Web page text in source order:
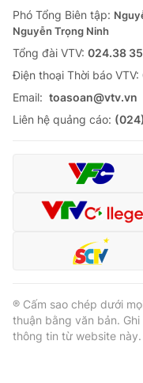
Phó Tổng Biên tập:
Nguyễn Trọng Ninh
Tổng đài VTV: 024.38
Ðiện thoại Thời báo VTV:
Email: toasoan@vtv.vn
Liên hệ quảng cáo:
® Cấm sao chép dưới
thuận bằng văn bản.
thông tin từ website này.